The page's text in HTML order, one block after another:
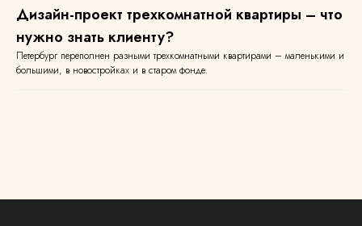
Дизайн-проект трехкомнатной квартиры – что
нужно знать клиенту?
Петербург переполнен разными трехкомнатными квартирами – маленькими и
большими, в новостройках и в старом фонде.